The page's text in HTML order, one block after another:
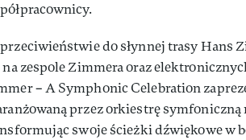
do słynnej trasy Hans
na zespole Zimmera oraz
– A Symphonic Celebration
przez orkiestrę
swoje ścieżki dźwiękowe w